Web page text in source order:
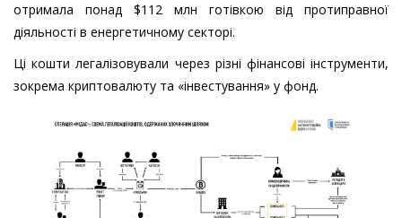
отримала понад $112 млн готівкою від протиправної
діяльності в енергетичному секторі.
Ці кошти легалізовували через різні фінансові інструменти,
зокрема криптовалюту та «інвестування» у фонд.